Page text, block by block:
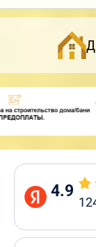
4.9